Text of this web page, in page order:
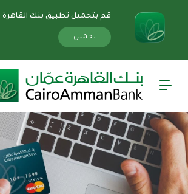
قم بتحميل تطبيق بنك
تحميل
سارة
«»